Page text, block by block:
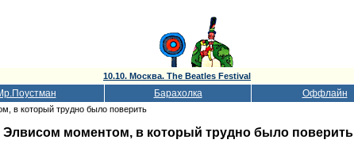
10.10. Москва. The Beatles Festival
Барахолка Оффлайн
в который трудно было поверить
Элвисом моментом, в который трудно было поверить